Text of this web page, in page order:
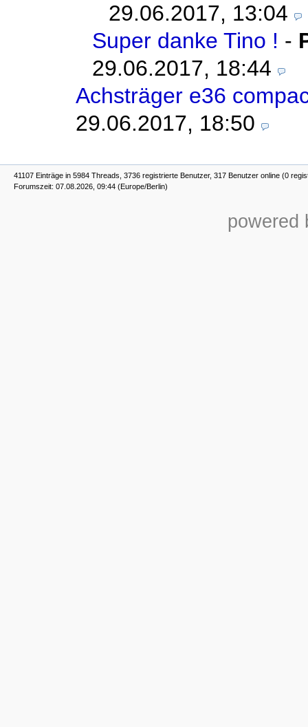
29.06.2017, 13:04
Super danke Tino ! -
29.06.2017, 18:44
Achsträger e36
29.06.2017, 18:50
41107 Einträge in 5984 Threads, 3736 registrierte Benutzer, 317 Benutzer online (0
Forumszeit: 07.08.2026, 09:44 (Europe/Berlin)
powered